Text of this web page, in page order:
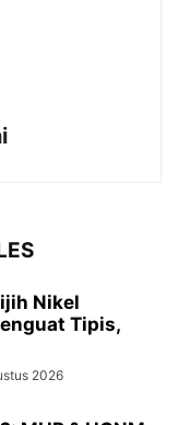
Nikel
Tipis,
2026